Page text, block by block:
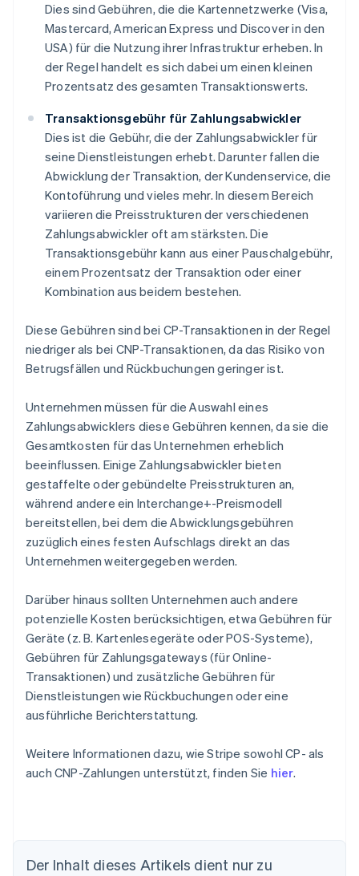
Dies sind Gebühren, die die Kartennetzwerke (Visa,
Mastercard, American Express und Discover in den
USA) für die Nutzung ihrer Infrastruktur erheben. In
der Regel handelt es sich dabei um einen kleinen
Prozentsatz des gesamten Transaktionswerts.
Transaktionsgebühr für Zahlungsabwickler
Dies ist die Gebühr, die der Zahlungsabwickler für
seine Dienstleistungen erhebt. Darunter fallen die
Abwicklung der Transaktion, der Kundenservice, die
Kontoführung und vieles mehr. In diesem Bereich
variieren die Preisstrukturen der verschiedenen
Zahlungsabwickler oft am stärksten. Die
Transaktionsgebühr kann aus einer Pauschalgebühr,
einem Prozentsatz der Transaktion oder einer
Kombination aus beidem bestehen.
Diese Gebühren sind bei CP-Transaktionen in der Regel
niedriger als bei CNP-Transaktionen, da das Risiko von
Betrugsfällen und Rückbuchungen geringer ist.
Unternehmen müssen für die Auswahl eines
Zahlungsabwicklers diese Gebühren kennen, da sie die
Gesamtkosten für das Unternehmen erheblich
beeinflussen. Einige Zahlungsabwickler bieten
gestaffelte oder gebündelte Preisstrukturen an,
während andere ein Interchange+-Preismodell
bereitstellen, bei dem die Abwicklungsgebühren
zuzüglich eines festen Aufschlags direkt an das
Unternehmen weitergegeben werden.
Darüber hinaus sollten Unternehmen auch andere
potenzielle Kosten berücksichtigen, etwa Gebühren für
Geräte (z. B. Kartenlesegeräte oder POS-Systeme),
Gebühren für Zahlungsgateways (für Online-
Transaktionen) und zusätzliche Gebühren für
Dienstleistungen wie Rückbuchungen oder eine
ausführliche Berichterstattung.
Weitere Informationen dazu, wie Stripe sowohl CP- als
auch CNP-Zahlungen unterstützt, finden Sie hier.
Der Inhalt dieses Artikels dient nur zu